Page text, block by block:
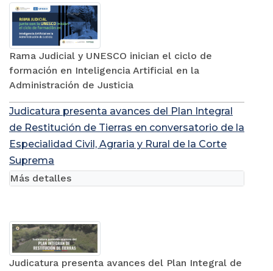
Rama Judicial y UNESCO inician el ciclo de
formación en Inteligencia Artificial en la
Administración de Justicia
Judicatura presenta avances del Plan Integral
de Restitución de Tierras en conversatorio de la
Especialidad Civil, Agraria y Rural de la Corte
Suprema
Judicatura presenta avances del Plan Integral de
Más detalles